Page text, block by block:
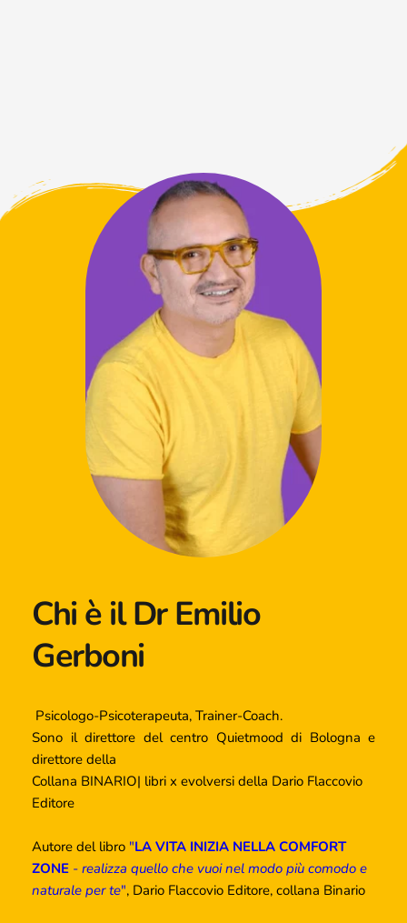
Chi è il Dr Emilio
Gerboni
Psicologo-Psicoterapeuta, Trainer-Coach.
Sono il direttore del centro Quietmood di Bologna e
direttore della
Collana BINARIO| libri x evolversi della Dario Flaccovio
Editore
Autore del libro "LA VITA INIZIA NELLA COMFORT
ZONE - realizza quello che vuoi nel modo più comodo e
naturale per te", Dario Flaccovio Editore, collana Binario